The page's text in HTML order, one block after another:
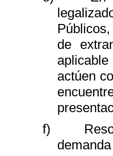
de
actúen
f)